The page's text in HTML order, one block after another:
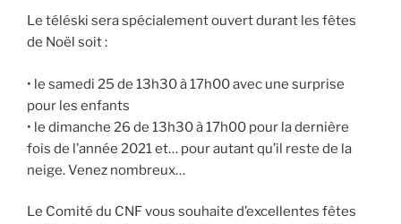
Le téléski sera spécialement ouvert durant les fêtes
de Noël soit :
• le samedi 25 de 13h30 à 17h00 avec une surprise
pour les enfants
• le dimanche 26 de 13h30 à 17h00 pour la dernière
fois de l’année 2021 et… pour autant qu’il reste de la
neige. Venez nombreux…
Le Comité du CNF vous souhaite d’excellentes fêtes